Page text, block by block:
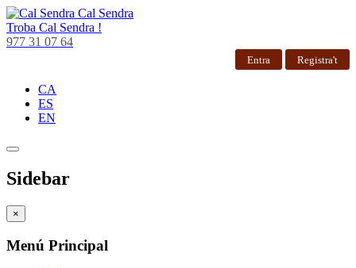
Cal Sendra
Troba Cal Sendra !
977 31 07 64
Entra Registra't
CA
ES
EN
Sidebar
×
Menú Principal